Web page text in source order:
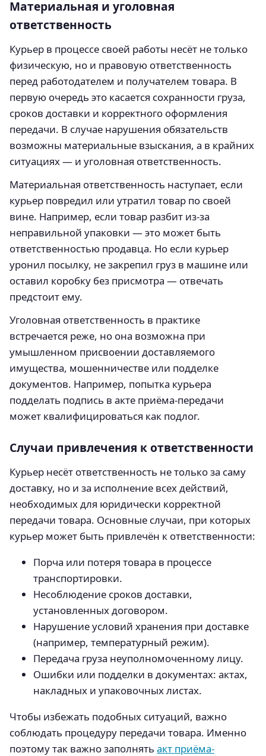
Материальная и уголовная
ответственность
Курьер в процессе своей работы несёт не только
физическую, но и правовую ответственность
перед работодателем и получателем товара. В
первую очередь это касается сохранности груза,
сроков доставки и корректного оформления
передачи. В случае нарушения обязательств
возможны материальные взыскания, а в крайних
ситуациях — и уголовная ответственность.
Материальная ответственность наступает, если
курьер повредил или утратил товар по своей
вине. Например, если товар разбит из-за
неправильной упаковки — это может быть
ответственностью продавца. Но если курьер
уронил посылку, не закрепил груз в машине или
оставил коробку без присмотра — отвечать
предстоит ему.
Уголовная ответственность в практике
встречается реже, но она возможна при
умышленном присвоении доставляемого
имущества, мошенничестве или подделке
документов. Например, попытка курьера
подделать подпись в акте приёма-передачи
может квалифицироваться как подлог.
Случаи привлечения к ответственности
Курьер несёт ответственность не только за саму
доставку, но и за исполнение всех действий,
необходимых для юридически корректной
передачи товара. Основные случаи, при которых
курьер может быть привлечён к ответственности:
Порча или потеря товара в процессе
транспортировки.
Несоблюдение сроков доставки,
установленных договором.
Нарушение условий хранения при доставке
(например, температурный режим).
Передача груза неуполномоченному лицу.
Ошибки или подделки в документах: актах,
накладных и упаковочных листах.
Чтобы избежать подобных ситуаций, важно
соблюдать процедуру передачи товара. Именно
поэтому так важно заполнять акт приёма-